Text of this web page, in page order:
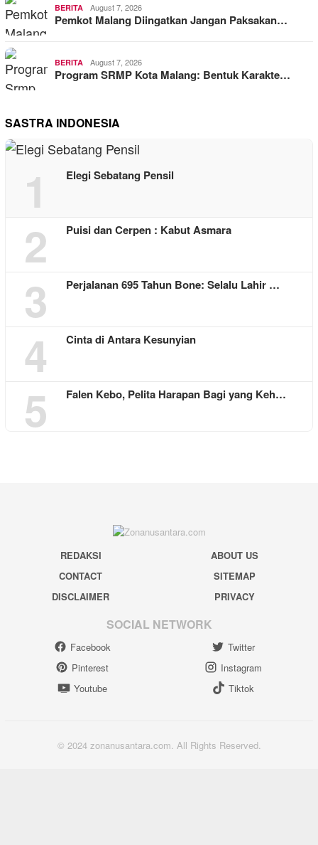
BERITA August 7, 2026
Pemkot Malang Diingatkan Jangan Paksakan…
BERITA August 7, 2026
Program SRMP Kota Malang: Bentuk Karakte…
SASTRA INDONESIA
1 Elegi Sebatang Pensil
2 Puisi dan Cerpen : Kabut Asmara
3 Perjalanan 695 Tahun Bone: Selalu Lahir …
4 Cinta di Antara Kesunyian
5 Falen Kebo, Pelita Harapan Bagi yang Keh…
REDAKSI
ABOUT US
CONTACT
SITEMAP
DISCLAIMER
PRIVACY
SOCIAL NETWORK
Facebook
Twitter
Pinterest
Instagram
Youtube
Tiktok
© 2024 zonanusantara.com. All Rights Reserved.